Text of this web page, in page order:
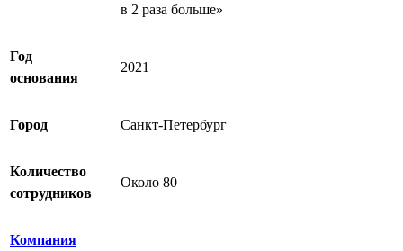
в 2 раза больше»
Год
основания
2021
Город Санкт-Петербург
Количество
сотрудников
Около 80
Компания